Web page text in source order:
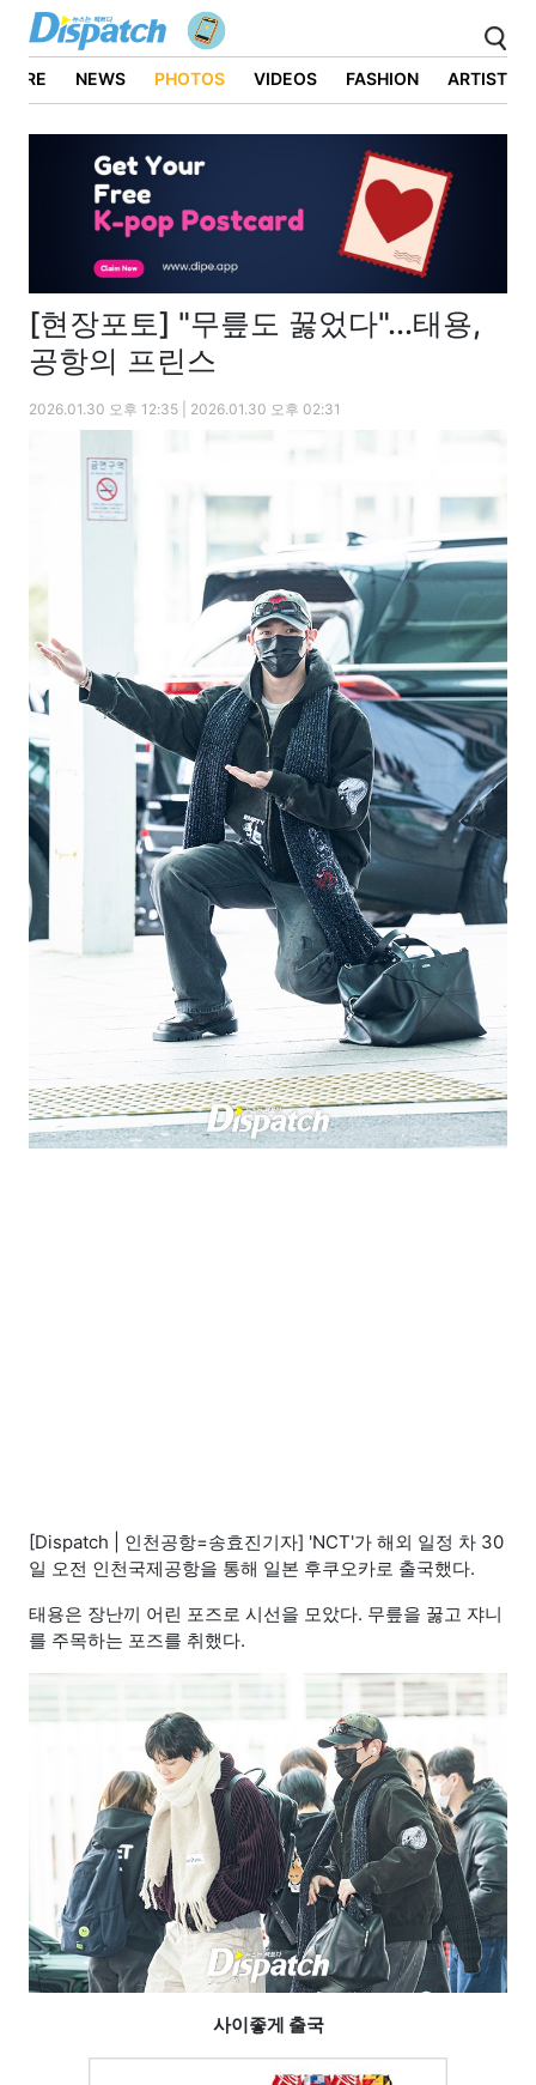
NEWS PHOTOS VIDEOS FASHION ARTIST
[현장포토] "무릎도 꿇었다"...태용,
공항의 프린스
2026.01.30 오후 12:35 | 2026.01.30 오후 02:31
[Dispatch | 인천공항=송효진기자] 'NCT'가 해외 일정 차 30
일 오전 인천국제공항을 통해 일본 후쿠오카로 출국했다.
태용은 장난끼 어린 포즈로 시선을 모았다. 무릎을 꿇고 쟈니
를 주목하는 포즈를 취했다.
사이좋게 출국